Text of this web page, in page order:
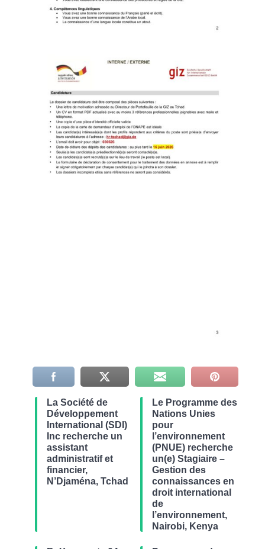
La Société de
Développement
International (SDI)
Inc recherche un
assistant
administratif et
financier,
N’Djaména, Tchad
Le Programme des
Nations Unies
pour
l’environnement
(PNUE) recherche
un(e) Stagiaire –
Gestion des
connaissances en
droit international
de
l’environnement,
Nairobi, Kenya